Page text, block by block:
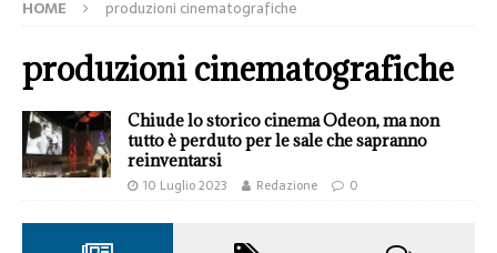
HOME produzioni cinematografiche
produzioni cinematografiche
Chiude lo storico cinema Odeon, ma non
tutto è perduto per le sale che sapranno
reinventarsi
10 Luglio 2023 Redazione 0